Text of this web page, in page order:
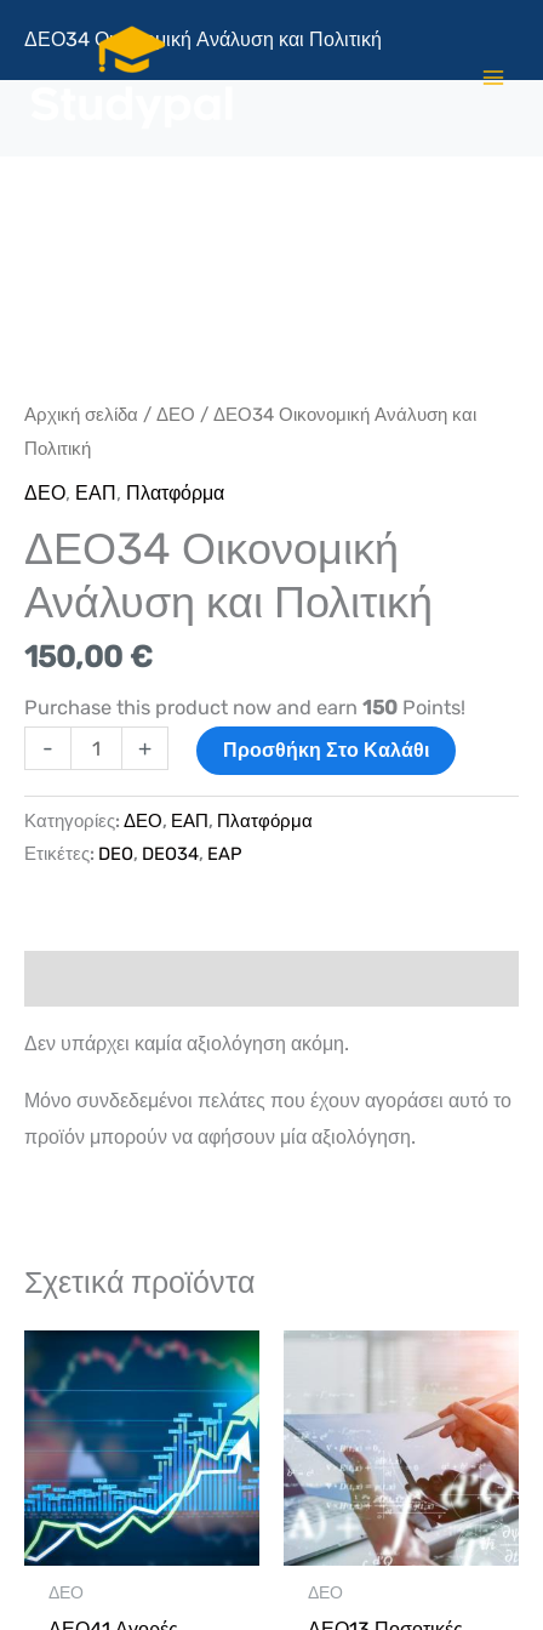
στο
ΔΕΟ34 Οικονομική Ανάλυση και Πολιτική
Αρχική σελίδα / ΔΕΟ / ΔΕΟ34 Οικονομική Ανάλυση και
Πολιτική
ΔΕΟ, ΕΑΠ, Πλατφόρμα
ΔΕΟ34 Οικονομική
Ανάλυση και Πολιτική
150,00 €
Purchase this product now and earn 150 Points!
- + Προσθήκη Στο Καλάθι
Κατηγορίες: ΔΕΟ, ΕΑΠ, Πλατφόρμα
Ετικέτες: DEO, DEO34, EAP
Δεν υπάρχει καμία αξιολόγηση ακόμη.
Μόνο συνδεδεμένοι πελάτες που έχουν αγοράσει αυτό το
προϊόν μπορούν να αφήσουν μία αξιολόγηση.
Σχετικά προϊόντα
ΔΕΟ ΔΕΟ